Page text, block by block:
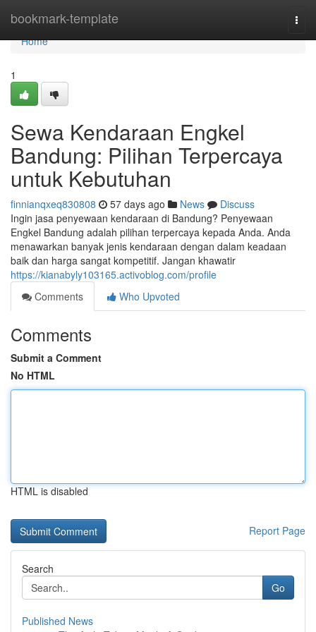
bookmark-template
Home
Home
1
Sewa Kendaraan Engkel
Bandung: Pilihan Terpercaya
untuk Kebutuhan
finnianqxeq830808 57 days ago News
Discuss
Ingin jasa penyewaan kendaraan di Bandung? Penyewaan
Engkel Bandung adalah pilihan terpercaya kepada Anda. Anda
menawarkan banyak jenis kendaraan dengan dalam keadaan
baik dan harga sangat kompetitif. Jangan khawatir
https://kianabyly103165.activoblog.com/profile
Comments
Who Upvoted
Comments
Submit a Comment
No HTML
HTML is disabled
Report Page
Search
Go
Published News